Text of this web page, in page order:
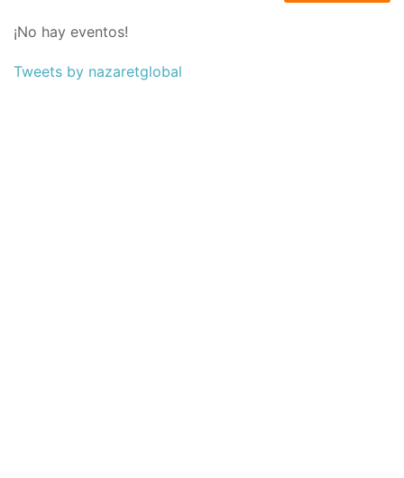
¡No hay eventos!
Tweets by nazaretglobal